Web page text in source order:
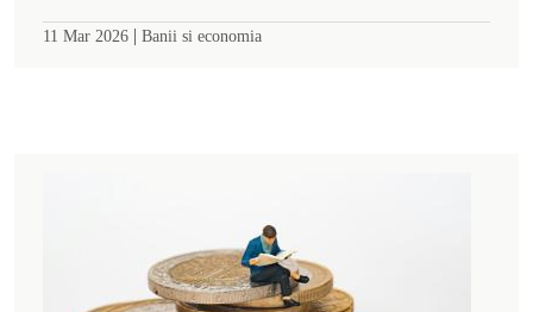
11 Mar 2026 | Banii si economia